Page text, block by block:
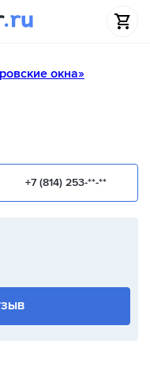
+7 (814) 253-**-**